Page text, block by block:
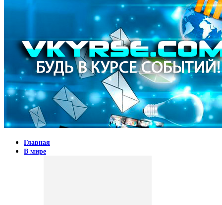
Главная
В мире